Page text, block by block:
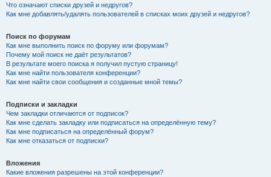
Что означают списки друзей и недругов?
Как мне добавлять/удалять пользователей в списках моих друзей и недругов?
Поиск по форумам
Как мне выполнить поиск по форуму или форумам?
Почему мой поиск не даёт результатов?
В результате моего поиска я получил пустую страницу!
Как мне найти пользователя конференции?
Как мне найти свои сообщения и созданные мной темы?
Подписки и закладки
Чем закладки отличаются от подписок?
Как мне сделать закладку или подписаться на определённую тему?
Как мне подписаться на определённый форум?
Как мне отказаться от подписки?
Вложения
Какие вложения разрешены на этой конференции?